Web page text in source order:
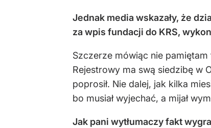
Jednak media wskazały, że
za wpis fundacji do KRS,
Szczerze mówiąc nie
Rejestrowy ma swą siedzibę w
poprosił. Nie dalej, jak kilka
bo musiał wyjechać, a mijał
Jak pani wytłumaczy fakt